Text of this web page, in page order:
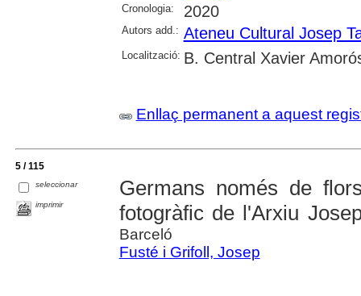
Cronologia: 2020
Autors add.: Ateneu Cultural Josep
Localització: B. Central Xavier
Enllaç permanent a aquest
5 / 115
seleccionar
imprimir
Germans només de
fotogràfic de l'Arxiu
Barceló
Fusté i Grifoll, Josep